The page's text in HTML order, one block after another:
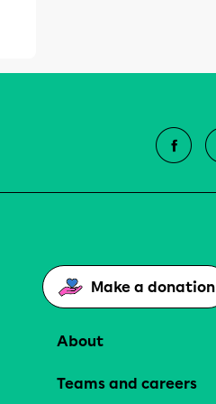
Make a donation
About
Teams and careers